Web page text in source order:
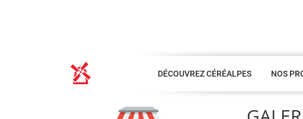
DÉCOUVREZ CÉRÉALPES NOS